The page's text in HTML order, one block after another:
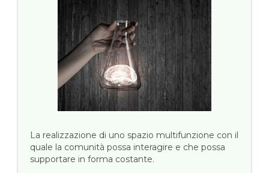
La realizzazione di uno spazio multifunzione con il
quale la comunità possa interagire e che possa
supportare in forma costante.